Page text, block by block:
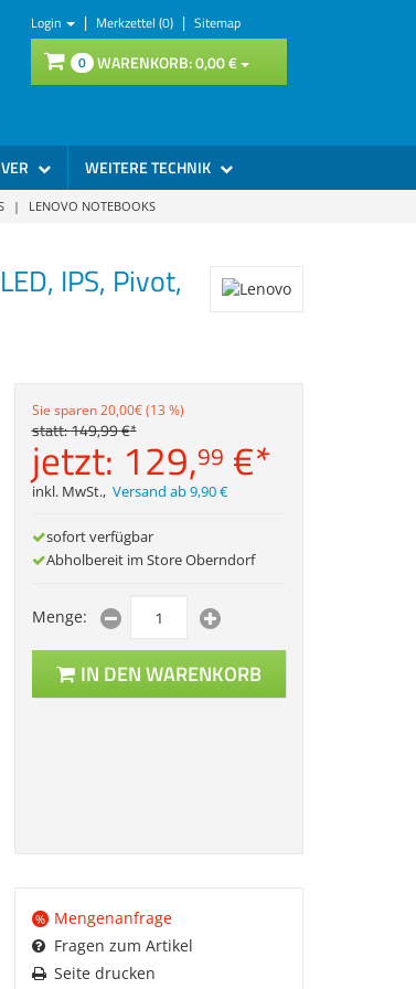
Login | Merkzettel (0) | Sitemap
0 WARENKORB:0,00€
WEITERE TECHNIK
| LENOVO NOTEBOOKS
IPS, Pivot,
Sie sparen 20,00€ (13 %)
statt:149,99€*
jetzt: 129,99 €*
inkl. MwSt., Versand ab 9,90 €
sofort verfügbar
Abholbereit im Store Oberndorf
Menge:
IN DEN WARENKORB
%
Mengenanfrage
Fragen zum Artikel
Seite drucken